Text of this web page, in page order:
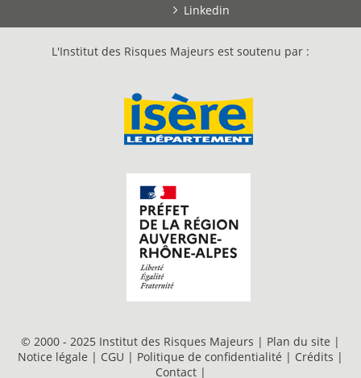
Linkedin
L'Institut des Risques Majeurs est soutenu par :
© 2000 - 2025 Institut des Risques Majeurs | Plan du site |
Notice légale | CGU | Politique de confidentialité | Crédits |
Contact |